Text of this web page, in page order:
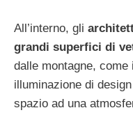
All’interno, gli
grandi superfici di
dalle montagne,
illuminazione di
spazio ad una